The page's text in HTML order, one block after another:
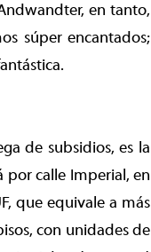
en tanto,
súper encantados;
de subsidios, es la
por calle Imperial, en
que equivale a más
con unidades de